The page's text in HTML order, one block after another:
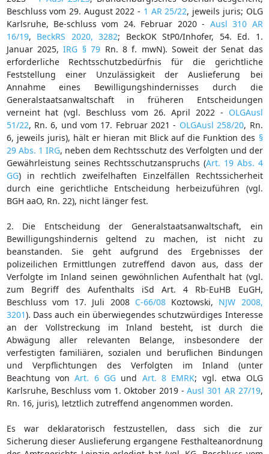
Beschluss vom 29. August 2022 - 1 AR 25/22, jeweils juris; OLG
Karlsruhe, Be-schluss vom 24. Februar 2020 - Ausl 310 AR
16/19, BeckRS 2020, 3282; BeckOK StP0/Inhofer, 54. Ed. 1.
Januar 2025,IRG § 79 Rn. 8 f. mwN). Soweit der Senat das
erforderliche Rechtsschutzbedürfnis für die gerichtliche
Feststellung einer Unzulässigkeit der Auslieferung bei
Annahme eines Bewilligungshindernisses durch die
Generalstaatsanwaltschaft in früheren Entscheidungen
verneint hat (vgl. Beschluss vom 26. April 2022 - OLGAusl
51/22, Rn. 6, und vom 17. Februar 2021 - OLGAusl 258/20, Rn.
6, jeweils juris), hält er hieran mit Blick auf die Funktion des §
29 Abs. 1 IRG, neben dem Rechtsschutz des Verfolgten und der
Gewährleistung seines Rechtsschutzanspruchs (Art. 19 Abs. 4
GG) in rechtlich zweifelhaften Einzelfällen Rechtssicherheit
durch eine gerichtliche Entscheidung herbeizuführen (vgl.
BGH aaO, Rn. 22), nicht länger fest.
2. Die Entscheidung der Generalstaatsanwaltschaft, ein
Bewilligungshindernis geltend zu machen, ist nicht zu
beanstanden. Sie geht aufgrund des Ergebnisses der
polizeilichen Ermittlungen zutreffend davon aus, dass der
Verfolgte im Inland seinen gewöhnlichen Aufenthalt hat (vgl.
zum Begriff des Aufenthalts iSd Art. 4 Rb-EuHB EuGH,
Beschluss vom 17. Juli 2008 C-66/08Koztowski, NJW 2008,
3201). Dass auch ein überwiegendes schutzwürdiges Interesse
an der Vollstreckung im Inland besteht, ist durch die
Abwägung aller relevanten Belange, insbesondere der
verfestigten familiären, sozialen und beruflichen Bindungen
und Verpflichtungen des Verfolgten im Inland (unter
Beachtung vonArt. 6 GGund Art. 8 EMRK; vgl. etwa OLG
Karlsruhe, Beschluss vom 1. Oktober 2019 -Ausl 301 AR 27/19,
Rn. 16, juris), letztlich zutreffend angenommen worden.
Es war deklaratorisch festzustellen, dass sich die zur
Sicherung dieser Auslieferung ergangene Festhalteanordnung